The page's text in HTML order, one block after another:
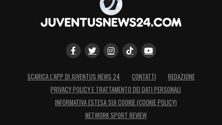
SCARICA L’APP DI JUVENTUS NEWS 24 CONTATTI
REDAZIONE
PRIVACY POLICY E TRATTAMENTO DEI DATI PERSONALI
INFORMATIVA ESTESA SUI COOKIE (COOKIE POLICY)
NETWORK SPORT REVIEW